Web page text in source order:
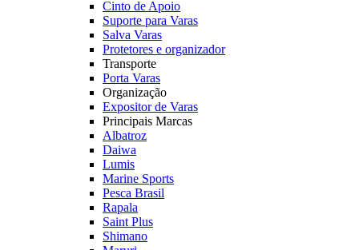
Cinto de Apoio
Suporte para Varas
Salva Varas
Protetores e organizador
Transporte
Porta Varas
Organização
Expositor de Varas
Principais Marcas
Albatroz
Daiwa
Lumis
Marine Sports
Pesca Brasil
Rapala
Saint Plus
Shimano